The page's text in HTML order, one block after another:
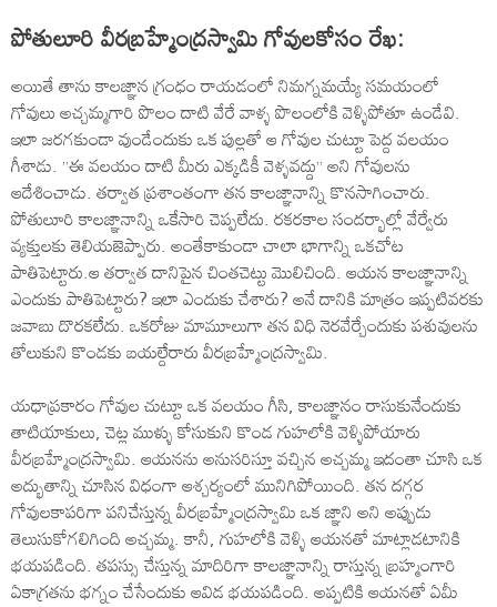
పోతులూరి వీరబ్రహ్మేంద్రస్వామి గోవులకోసం రేఖ:
అయితే తాను కాలజ్ఞాన గ్రంధం రాయడంలో నిమగ్నమయ్యే సమయంలో
గోవులు అచ్చమ్మగారి పొలం దాటి వేరే వాళ్ళ పొలంలోకి వెళ్ళిపోతూ ఉండేవి.
ఇలా జరగకుండా వుండేందుకు ఒక పుల్లతో ఆ గోవుల చుట్టూ పెద్ద వలయం
గీశాడు. ”ఈ వలయం దాటి మీరు ఎక్కడికీ వెళ్ళవద్దు” అని గోవులను
ఆదేశించాడు. తర్వాత ప్రశాంతంగా తన కాలజ్ఞానాన్ని కొనసాగించారు.
పోతులూరి కాలజ్ఞానాన్ని ఒకేసారి చెప్పలేదు. రకరకాల సందర్భాల్లో వేర్వేరు
వ్యక్తులకు తెలియజెప్పారు. అంతేకాకుండా చాలా భాగాన్ని ఒకచోట
పాతిపెట్టారు.ఆ తర్వాత దానిపైన చింతచెట్టు మొలిచింది. ఆయన కాలజ్ఞానాన్ని
ఎందుకు పాతిపెట్టారు? ఇలా ఎందుకు చేశారు? అనే దానికి మాత్రం ఇప్పటివరకు
జవాబు దొరకలేదు. ఒకరోజు మామూలుగా తన విధి నెరవేర్చేందుకు పశువులను
తోలుకుని కొండకు బయల్దేరారు వీరబ్రహ్మేంద్రస్వామి.
యధాప్రకారం గోవుల చుట్టూ ఒక వలయం గీసి, కాలజ్ఞానం రాసుకునేందుకు
తాటియాకులు, చెట్ల ముళ్ళు కోసుకుని కొండ గుహలోకి వెళ్ళిపోయారు
వీరబ్రహ్మేంద్రస్వామి. ఆయనను అనుసరిస్తూ వచ్చిన అచ్చమ్మ ఇదంతా చూసి ఒక
అద్భుతాన్ని చూసిన విధంగా ఆశ్చర్యంలో మునిగిపోయింది. తన దగ్గర
గోవులకాపరిగా పనిచేస్తున్న వీరబ్రహ్మేంద్రస్వామి ఒక జ్ఞాని అని అప్పుడు
తెలుసుకోగలిగింది అచ్చమ్మ. కానీ, గుహలోకి వెళ్ళి ఆయనతో మాట్లాడటానికి
భయపడింది. తపస్సు చేస్తున్న మాదిరిగా కాలజ్ఞానాన్ని రాస్తున్న బ్రహ్మంగారి
ఏకాగ్రతను భగ్నం చేసేందుకు ఆవిడ భయపడింది. అప్పటికి ఆయనతో ఏమీ